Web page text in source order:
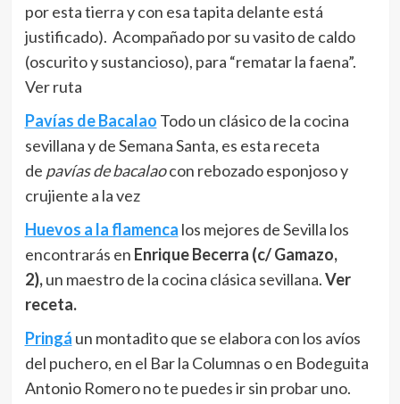
por esta tierra y con esa tapita delante está
justificado). Acompañado por su vasito de caldo
(oscurito y sustancioso), para “rematar la faena”.
Ver ruta
Pavías de Bacalao Todo un clásico de la cocina
sevillana y de Semana Santa, es esta receta
de pavías de bacalaocon rebozado esponjoso y
crujiente a la vez
Huevos a la flamenca los mejores de Sevilla los
encontrarás en Enrique Becerra (c/ Gamazo,
2),un maestro de la cocina clásica sevillana.Ver
receta.
Pringá un montadito que se elabora con los avíos
del puchero, en el Bar la Columnas o en Bodeguita
Antonio Romero no te puedes ir sin probar uno.